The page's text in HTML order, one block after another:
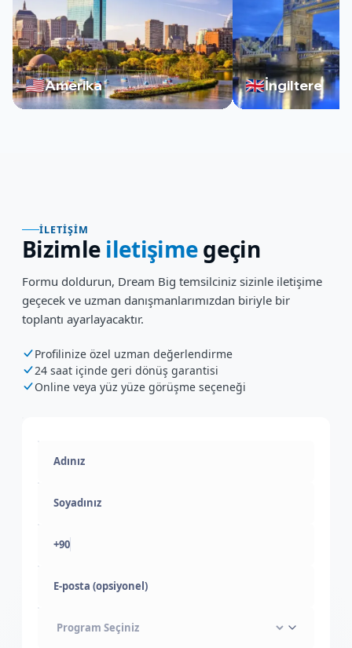
🇺🇸Amerika 🇬🇧İngiltere
İLETIŞIM
Bizimle iletişimegeçin
Formu doldurun, Dream Big temsilciniz sizinle iletişime
geçecek ve uzman danışmanlarımızdan biriyle bir
toplantı ayarlayacaktır.
Profilinize özel uzman değerlendirme
24 saat içinde geri dönüş garantisi
Online veya yüz yüze görüşme seçeneği
+90
E-posta (opsiyonel)